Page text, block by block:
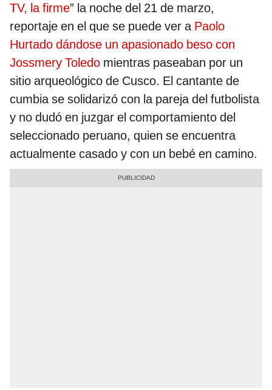
TV, la firme” la noche del 21 de marzo,
reportaje en el que se puede ver a Paolo
Hurtado dándose un apasionado beso con
Jossmery Toledo mientras paseaban por un
sitio arqueológico de Cusco. El cantante de
cumbia se solidarizó con la pareja del futbolista
y no dudó en juzgar el comportamiento del
seleccionado peruano, quien se encuentra
actualmente casado y con un bebé en camino.